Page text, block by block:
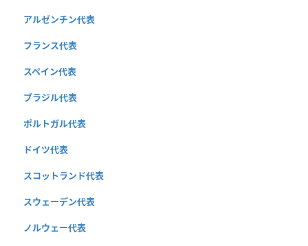
アルゼンチン代表
フランス代表
スペイン代表
ブラジル代表
ポルトガル代表
ドイツ代表
スコットランド代表
スウェーデン代表
ノルウェー代表